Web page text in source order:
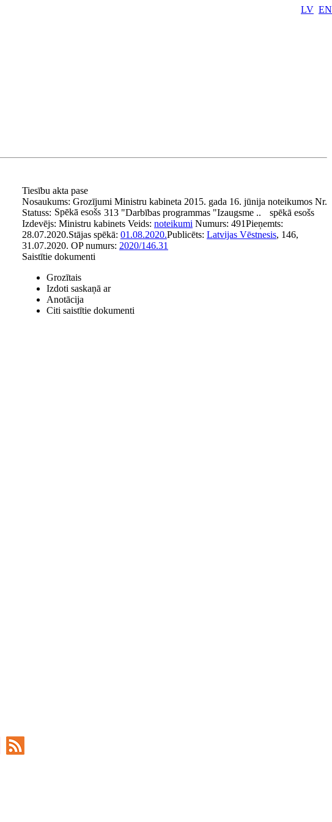
LV EN
Tiesību akta pase
Nosaukums: Grozījumi Ministru kabineta 2015. gada 16. jūnija noteikumos Nr.
313 "Darbības programmas "Izaugsme ..
Statuss: Spēkā esošs
spēkā esošs
Izdevējs: Ministru kabinets Veids: noteikumi Numurs: 491Pieņemts:
28.07.2020.Stājas spēkā: 01.08.2020.Publicēts: Latvijas Vēstnesis, 146,
31.07.2020. OP numurs: 2020/146.31
Saistītie dokumenti
Grozītais
Izdoti saskaņā ar
Anotācija
Citi saistītie dokumenti